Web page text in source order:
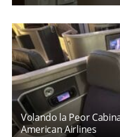
Volando la Peor
American Airlines